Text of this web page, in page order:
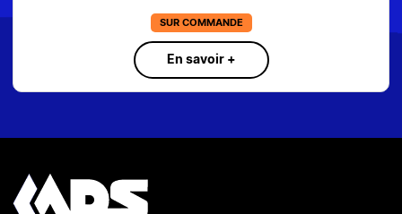
SUR COMMANDE
En savoir +